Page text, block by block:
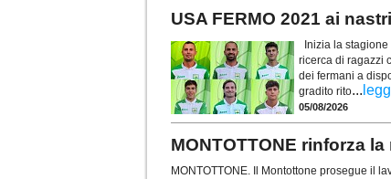
USA FERMO 2021 ai
Inizia la
ricerca di ragazzi
dei fermani a
gradito rito...
05/08/2026
MONTOTTONE rinforza
MONTOTTONE. Il Montottone prosegue il